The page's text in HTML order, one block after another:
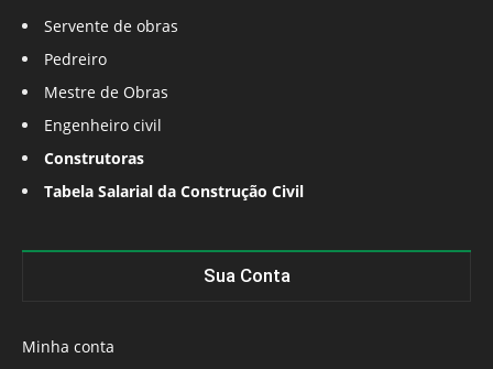
Servente de obras
Pedreiro
Mestre de Obras
Engenheiro civil
Construtoras
Tabela Salarial da Construção Civil
Sua Conta
Minha conta